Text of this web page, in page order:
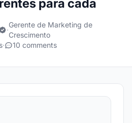
para cada
·
Gerente de Marketing de
Crescimento
· 10 comments